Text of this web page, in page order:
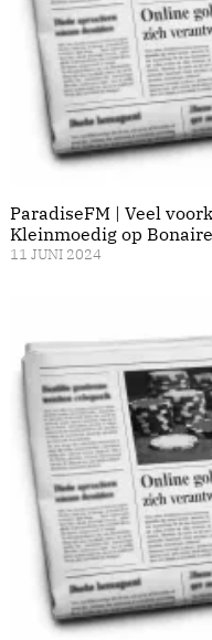
ParadiseFM | Veel
Kleinmoedig op Bonaire
11 JUNI 2024